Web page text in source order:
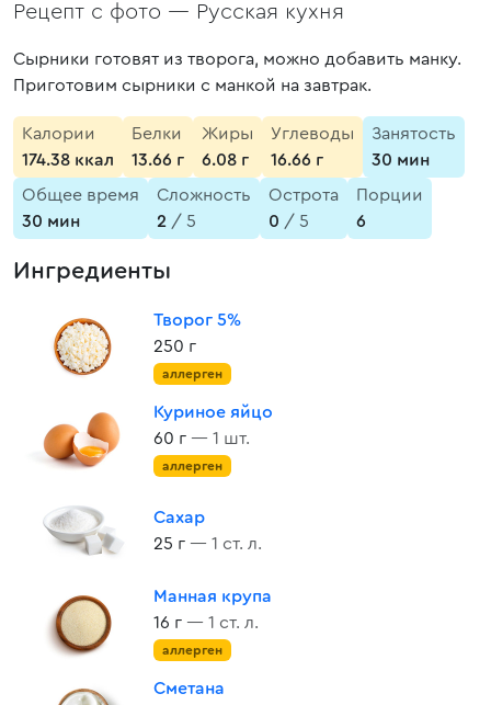
Рецепт с фото — Русская кухня
Сырники готовят из творога, можно добавить манку.
Приготовим сырники с манкой на завтрак.
Калории
174.38 ккал
Белки
13.66 г
Жиры
6.08 г
Углеводы
16.66 г
Занятость
30 мин
Общее время
30 мин
Сложность
2 / 5
Острота
0 / 5
Порции
6
Ингредиенты
Творог 5%
250 г
аллерген
Куриное яйцо
60 г — 1 шт.
аллерген
Сахар
25 г — 1 ст. л.
Манная крупа
16 г — 1 ст. л.
аллерген
Сметана